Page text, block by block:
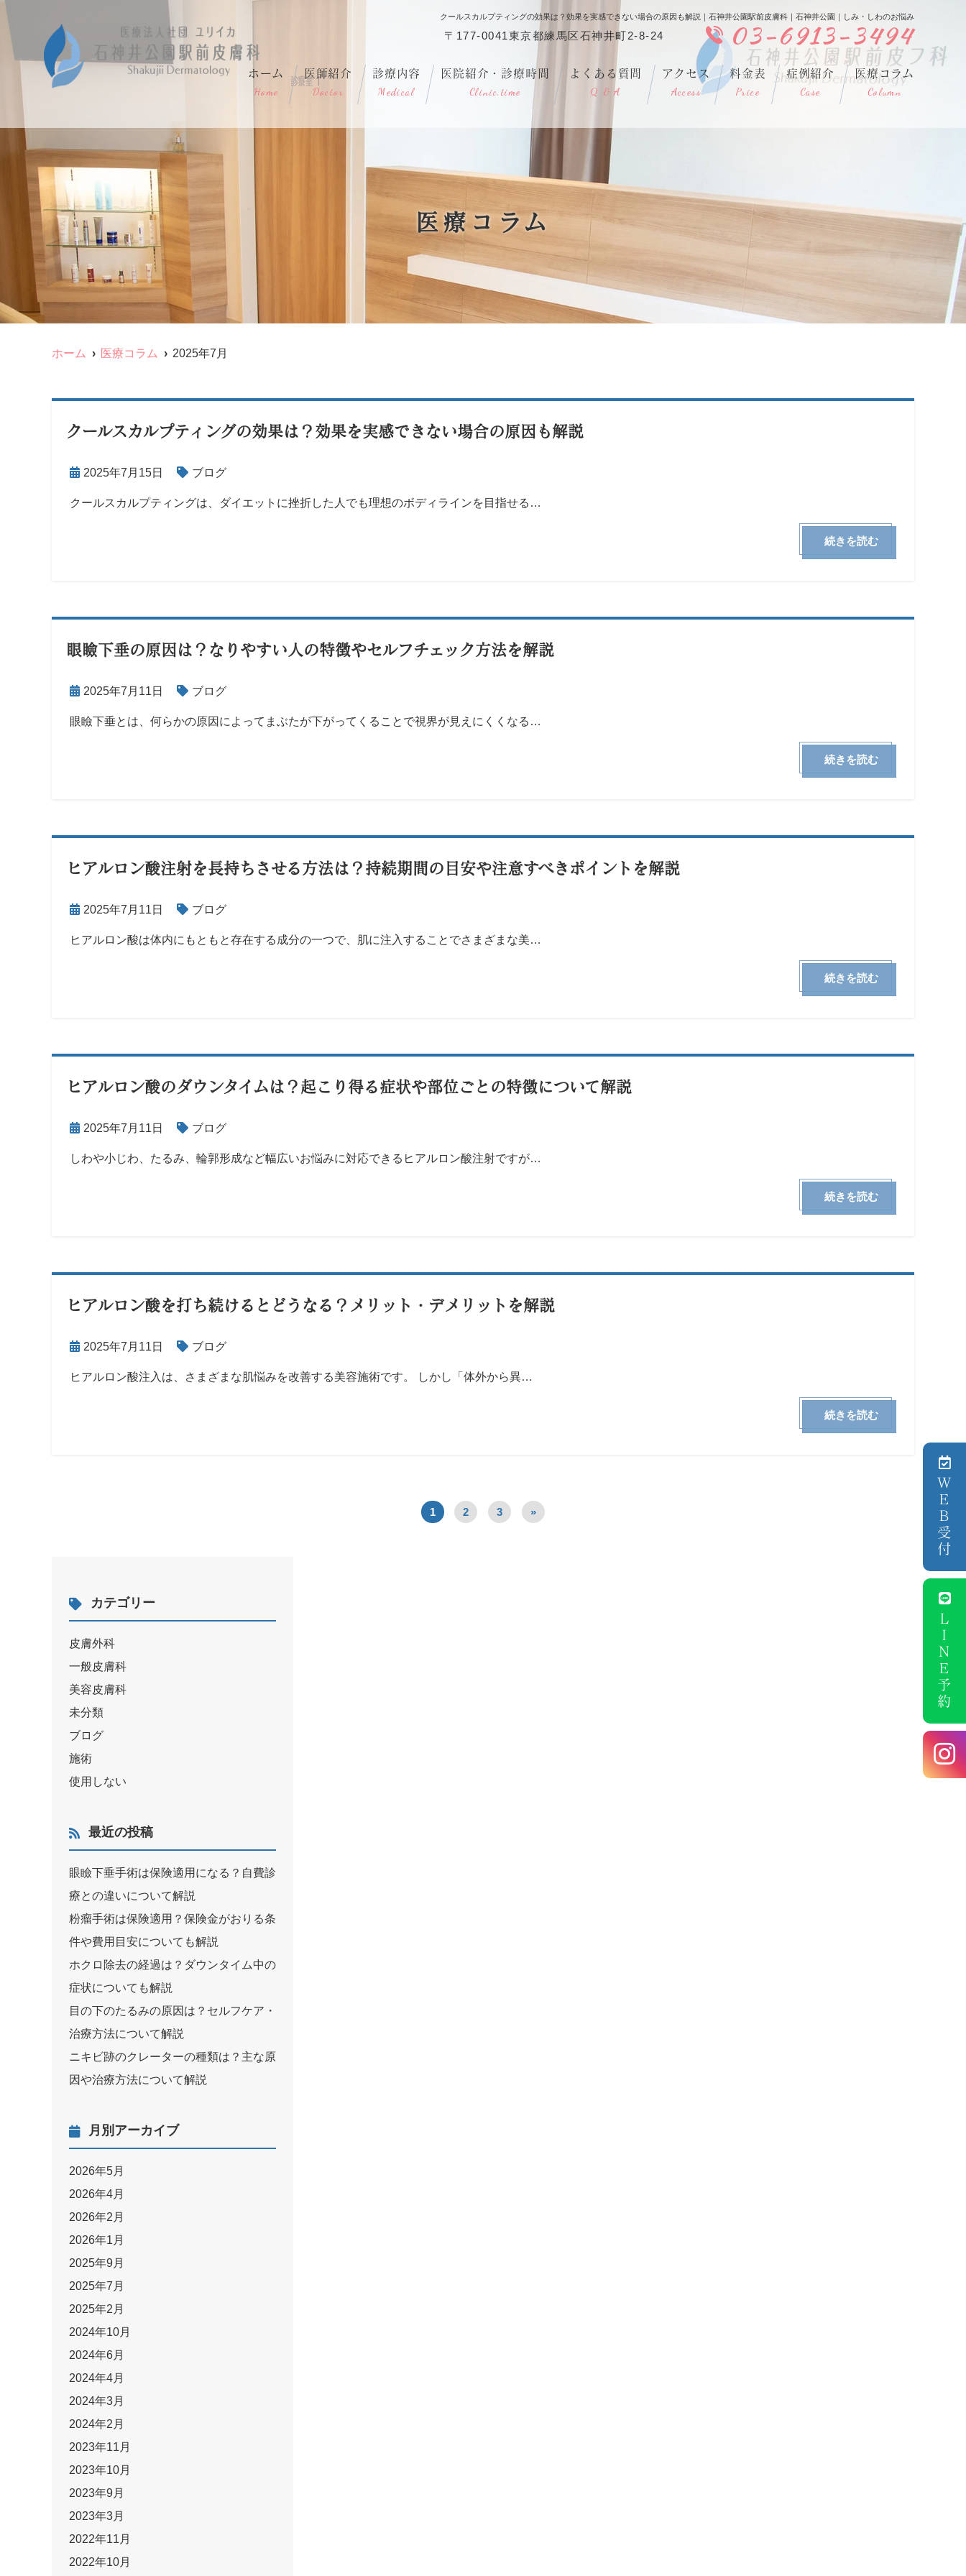
クールスカルプティングの効果は？効果を実感できない場合の原因も解説｜石神井公園駅前皮膚科｜石神井公園｜しみ・しわのお悩み
〒177-0041東京都練馬区石神井町2-8-24 03-6913-3494
ホーム
Home
医師紹介
Doctor
診療内容
Medical
医院紹介・診療時間
Clinic,time
よくある質問
Q & A
アクセス
Access
料金表
Price
症例紹介
Case
医療コラム
Column
ＷＥＢ受付
ＬＩＮＥ予約
医療コラム
ホーム 医療コラム 2025年7月
クールスカルプティングの効果は？効果を実感できない場合の原因も解説
2025年7月15日 ブログ
クールスカルプティングは、ダイエットに挫折した人でも理想のボディラインを目指せる…
続きを読む
眼瞼下垂の原因は？なりやすい人の特徴やセルフチェック方法を解説
2025年7月11日 ブログ
眼瞼下垂とは、何らかの原因によってまぶたが下がってくることで視界が見えにくくなる…
続きを読む
ヒアルロン酸注射を長持ちさせる方法は？持続期間の目安や注意すべきポイントを解説
2025年7月11日 ブログ
ヒアルロン酸は体内にもともと存在する成分の一つで、肌に注入することでさまざまな美…
続きを読む
ヒアルロン酸のダウンタイムは？起こり得る症状や部位ごとの特徴について解説
2025年7月11日 ブログ
しわや小じわ、たるみ、輪郭形成など幅広いお悩みに対応できるヒアルロン酸注射ですが…
続きを読む
ヒアルロン酸を打ち続けるとどうなる？メリット・デメリットを解説
2025年7月11日 ブログ
ヒアルロン酸注入は、さまざまな肌悩みを改善する美容施術です。 しかし「体外から異…
続きを読む
1 2 3 »
カテゴリー
皮膚外科
一般皮膚科
美容皮膚科
未分類
ブログ
施術
使用しない
最近の投稿
眼瞼下垂手術は保険適用になる？自費診
療との違いについて解説
粉瘤手術は保険適用？保険金がおりる条
件や費用目安についても解説
ホクロ除去の経過は？ダウンタイム中の
症状についても解説
目の下のたるみの原因は？セルフケア・
治療方法について解説
ニキビ跡のクレーターの種類は？主な原
因や治療方法について解説
月別アーカイブ
2026年5月
2026年4月
2026年2月
2026年1月
2025年9月
2025年7月
2025年2月
2024年10月
2024年6月
2024年4月
2024年3月
2024年2月
2023年11月
2023年10月
2023年9月
2023年3月
2022年11月
2022年10月